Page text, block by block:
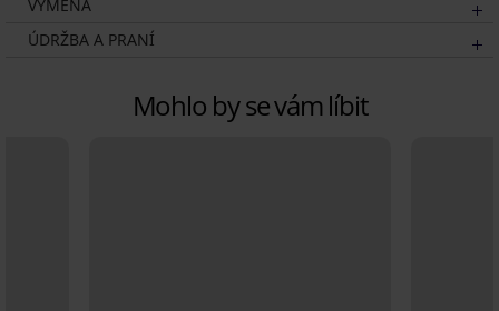
VÝMĚNA
ÚDRŽBA A PRANÍ
Mohlo by se vám líbit